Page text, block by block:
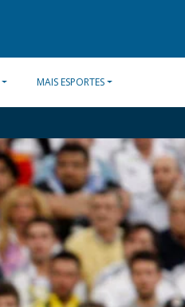
MAIS ESPORTES